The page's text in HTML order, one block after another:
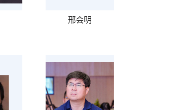
邢会明